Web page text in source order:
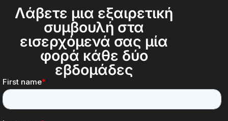
Λάβετε μια εξαιρετική
συμβουλή στα
εισερχόμενά σας μία
φορά κάθε δύο
εβδομάδες